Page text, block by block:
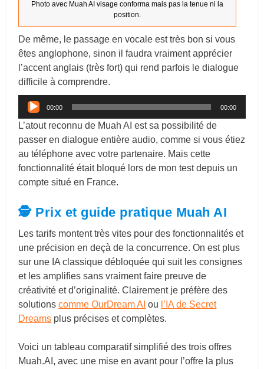
Photo avec Muah AI visage conforma mais pas la tenue ni la
position.
De même, le passage en vocale est très bon si vous
êtes anglophone, sinon il faudra vraiment apprécier
l’accent anglais (très fort) qui rend parfois le dialogue
difficile à comprendre.
Lecteur
audio
00:00 00:00
L’atout reconnu de Muah AI est sa possibilité de
passer en dialogue entière audio, comme si vous étiez
au téléphone avec votre partenaire. Mais cette
fonctionnalité était bloqué lors de mon test depuis un
compte situé en France.
🕵️ Prix et guide pratique Muah AI
Les tarifs montent très vites pour des fonctionnalités et
une précision en deçà de la concurrence. On est plus
sur une IA classique débloquée qui suit les consignes
et les amplifies sans vraiment faire preuve de
créativité et d’originalité. Clairement je préfère des
solutionscomme OurDream AI ou l’IA de Secret
Dreams plus précises et complètes.
Voici un tableau comparatif simplifié des trois offres
Muah.AI , avec une mise en avant pour l’offre la plus